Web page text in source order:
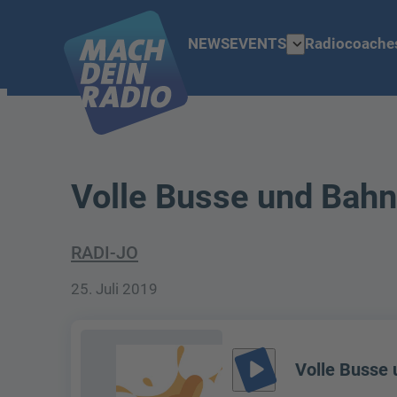
NEWSEVENTS expand_more
Volle Busse und
RADI-JO
25. Juli 2019
play_arrow Volle Busse